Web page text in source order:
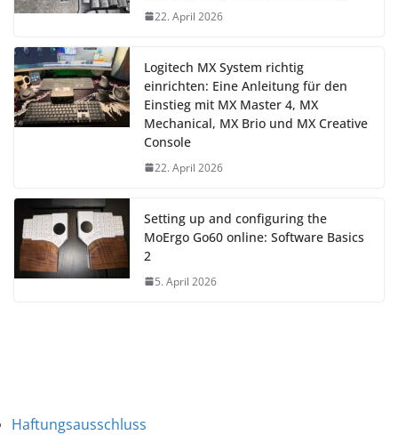
22. April 2026
Logitech MX System richtig
einrichten: Eine Anleitung für den
Einstieg mit MX Master 4, MX
Mechanical, MX Brio und MX Creative
Console
22. April 2026
Setting up and configuring the
MoErgo Go60 online: Software Basics
2
5. April 2026
Haftungsausschluss